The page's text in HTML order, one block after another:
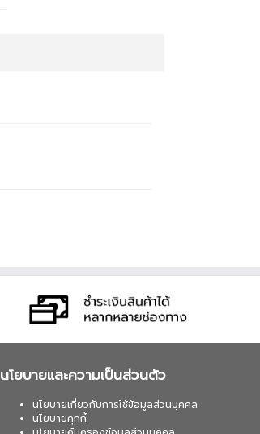
นโยบายและความเป็นส่วนตัว
นโยบายเกี่ยวกับการใช้ข้อมูลส่วนบุคคล
นโยบายคุกกี้